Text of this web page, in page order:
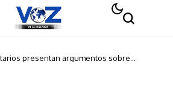
presentan argumentos sobre